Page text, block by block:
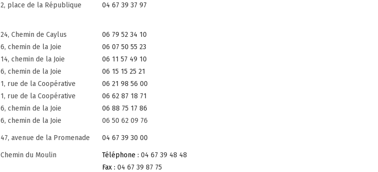
2, place de la République 04 67 39 37 97
24, Chemin de Caylus
6, chemin de la Joie
14, chemin de la Joie
6, chemin de la Joie
1, rue de la Coopérative
1, rue de la Coopérative
6, chemin de la Joie
6, chemin de la Joie
06 79 52 34 10
06 07 50 55 23
06 11 57 49 10
06 15 15 25 21
06 21 98 56 00
06 62 87 18 71
06 88 75 17 86
06 50 62 09 76
47, avenue de la Promenade 04 67 39 30 00
Chemin du Moulin Téléphone : 04 67 39 48 48
Fax : 04 67 39 87 75